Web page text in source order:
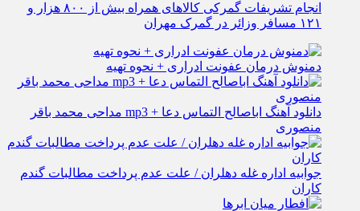
انجام تشریفات گمرکی کالاهای همراه بیش از ۸۰۰ هزار و
۱۲۱ مسافر وزائر در گمرک مهران
دمنوش درمان عفونت ادراری + نحوه تهیه
دانلود آهنگ اباصالح التماس دعا + mp3 مداحی محمد باقر
منصوری
جوابیه اداره غله دهلران / علت عدم پرداخت مطالبات گندم
کاران